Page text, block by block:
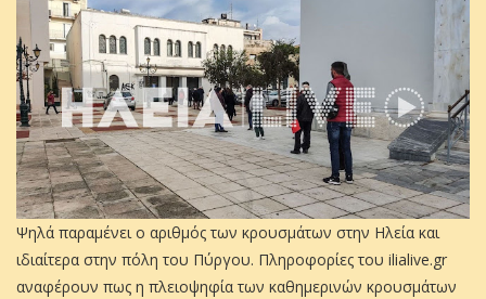
Ψηλά παραμένει ο αριθμός των κρουσμάτων στην Ηλεία και
ιδιαίτερα στην πόλη του Πύργου. Πληροφορίες του ilialive.gr
αναφέρουν πως η πλειοψηφία των καθημερινών κρουσμάτων